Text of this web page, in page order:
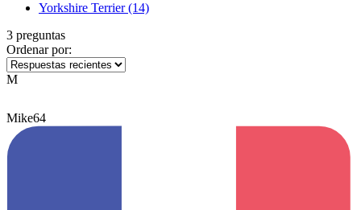
Yorkshire Terrier(14)
3 preguntas
Ordenar por:
M
Mike64